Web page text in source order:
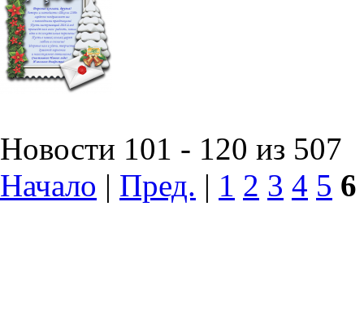
Новости 101 - 120 из 507
Начало | Пред. | 1 2 3 4 5 6